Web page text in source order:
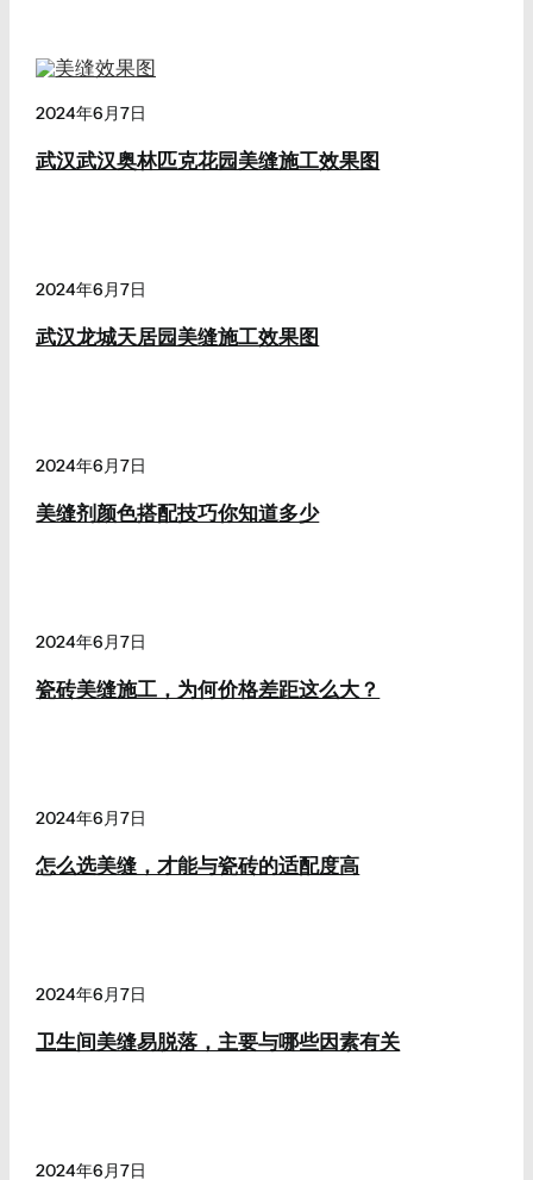
2024年6月7日
武汉武汉奥林匹克花园美缝施工效果图
2024年6月7日
武汉龙城天居园美缝施工效果图
2024年6月7日
美缝剂颜色搭配技巧你知道多少
2024年6月7日
瓷砖美缝施工，为何价格差距这么大？
2024年6月7日
怎么选美缝，才能与瓷砖的适配度高
2024年6月7日
卫生间美缝易脱落，主要与哪些因素有关
2024年6月7日